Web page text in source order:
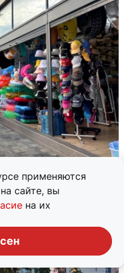
применяются
сайте, вы
на их
атаки БПЛА и